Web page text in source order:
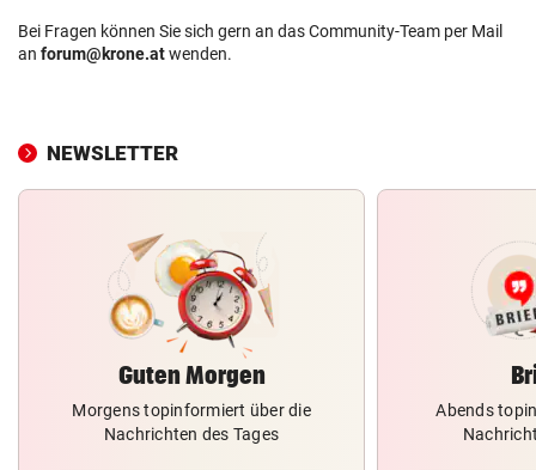
Bei Fragen können Sie sich gern an das Community-Team per Mail
an forum@krone.atwenden.
NEWSLETTER
Guten Morgen
Morgens topinformiert über die
Nachrichten des Tages
Abends